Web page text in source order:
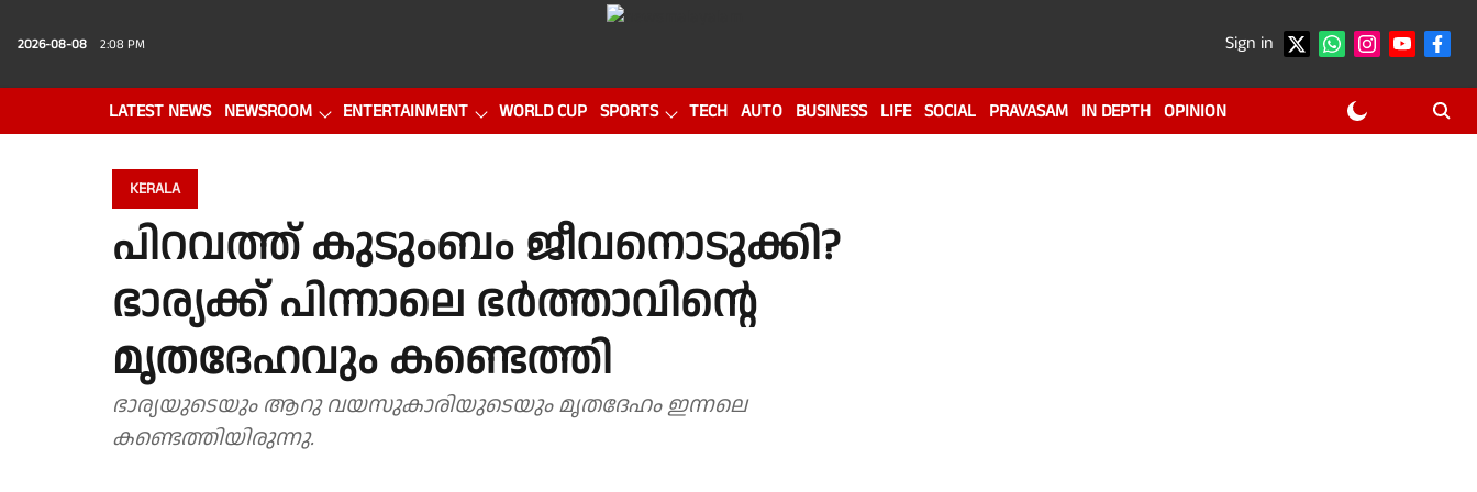
2026-08-08 2:08 PM Sign in
LATEST NEWS NEWSROOM ENTERTAINMENT WORLD CUP SPORTS TECH AUTO BUSINESS LIFE SOCIAL PRAVASAM IN DEPTH OPINION
KERALA
പിറവത്ത് കുടുംബം ജീവനൊടുക്കി?
ഭാര്യക്ക് പിന്നാലെ ഭർത്താവിൻ്റെ
മൃതദേഹവും കണ്ടെത്തി
ഭാര്യയുടെയും ആറു വയസുകാരിയുടെയും മൃതദേഹം ഇന്നലെ
കണ്ടെത്തിയിരുന്നു.